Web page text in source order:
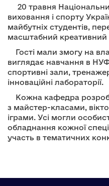
20 травня
виховання і спорту
майбутніх студентів,
масштабний креативний
Гості мали змогу на
виглядає навчання в
спортивні зали,
інноваційні лабораторії.
Кожна кафедра
з майстер-класами,
іграми. Усі могли
обладнання кожної
участь в тематичних